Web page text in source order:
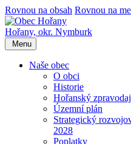
Rovnou na obsah Rovnou na
Hořany, okr. Nymburk
Menu
Naše obec
O obci
Historie
Hořanský zpravodaj
Územní plán
Strategický
2028
Poplatky